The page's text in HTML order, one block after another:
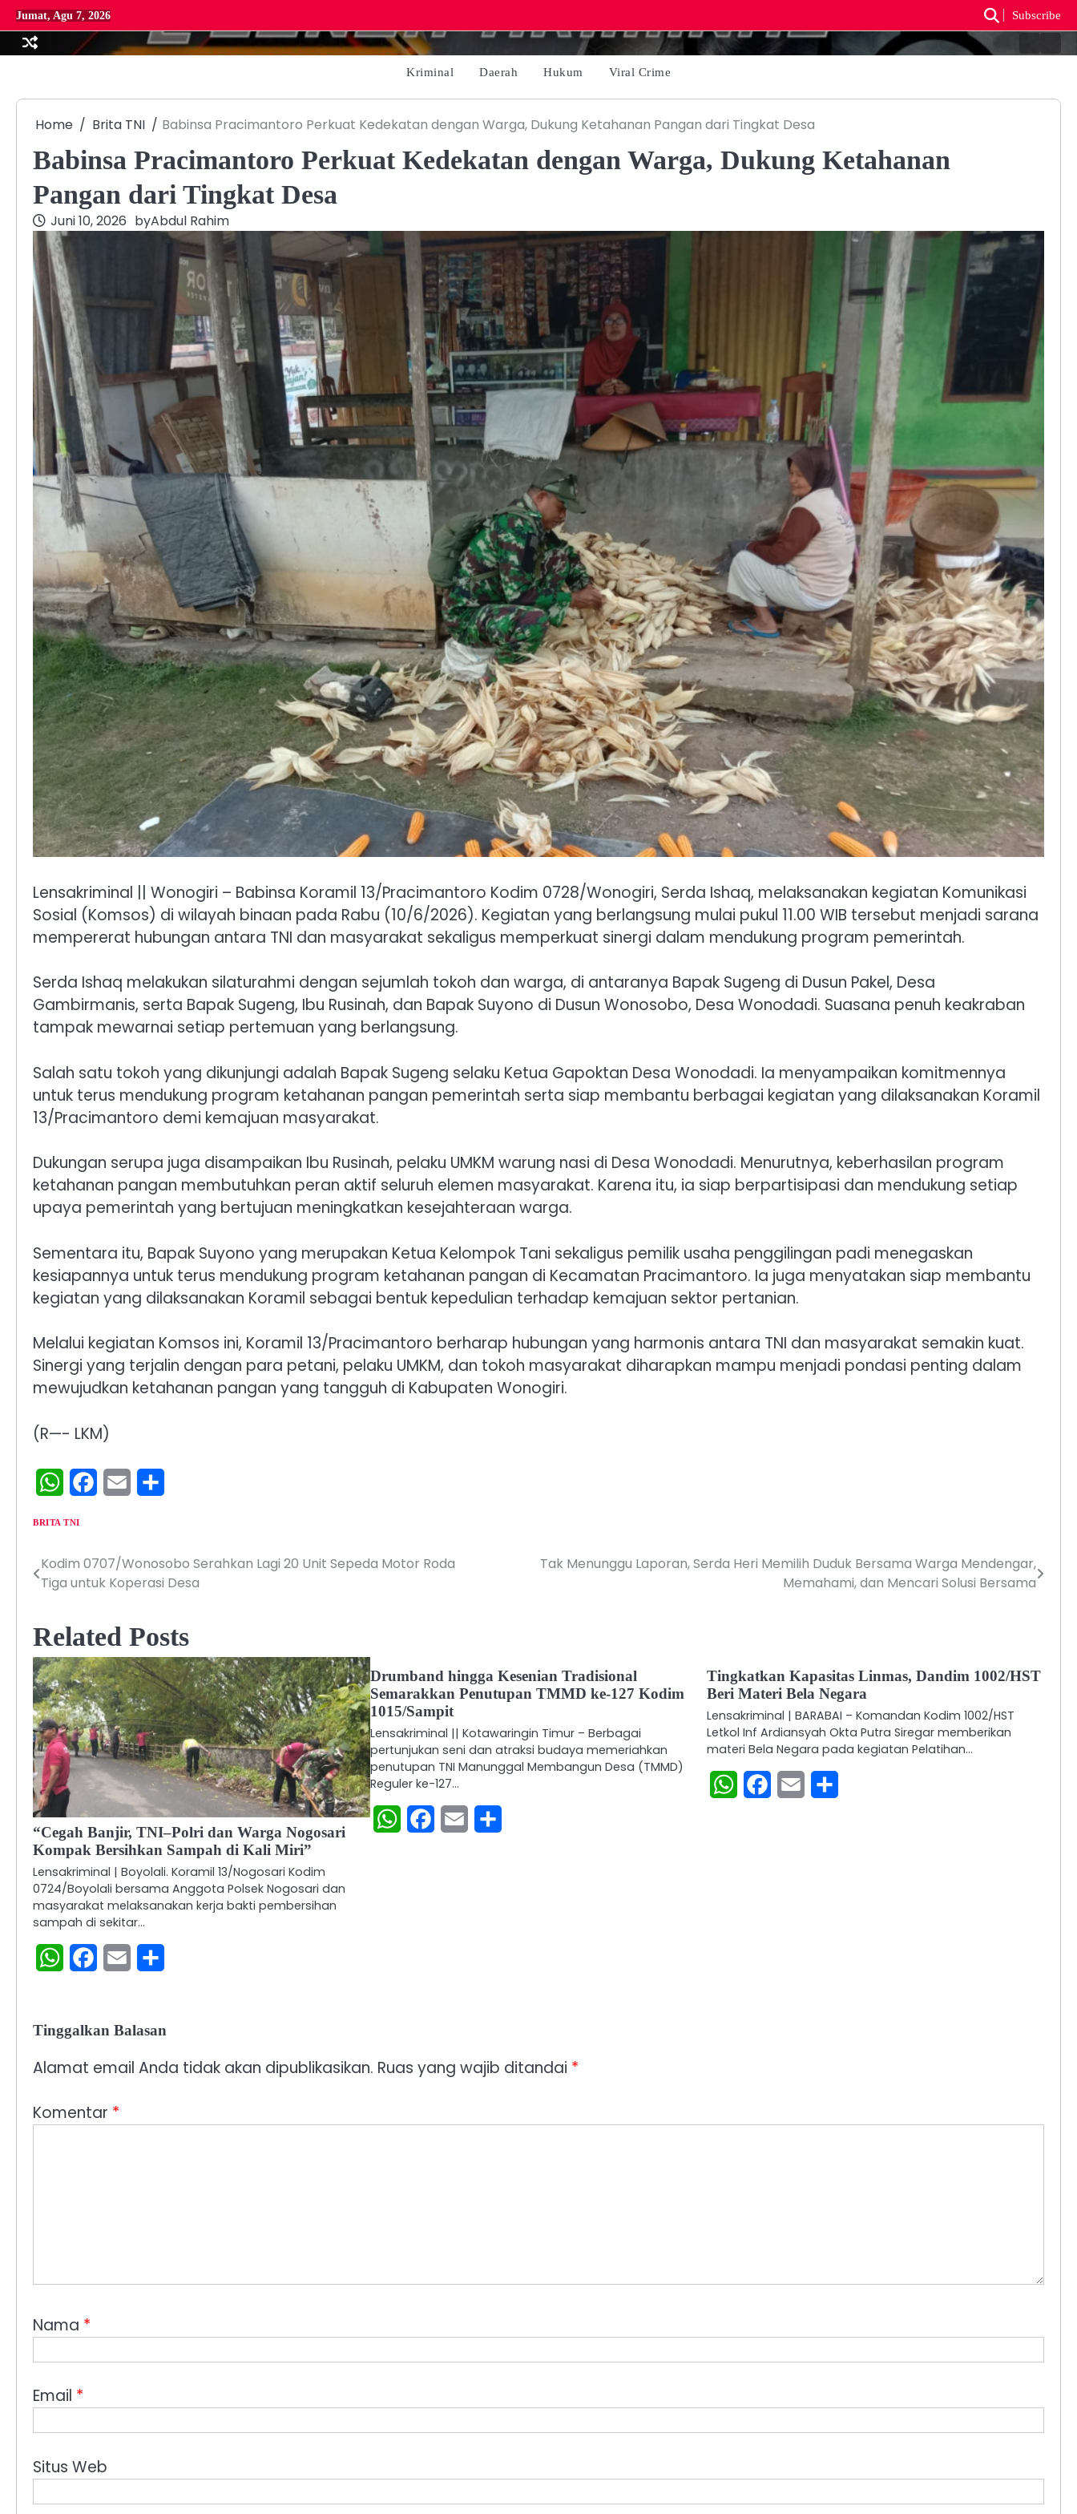
Skip
to
content
Jumat, Agu 7, 2026 Subscribe
Kriminal Daerah Hukum Viral Crime
Home Brita TNI Babinsa Pracimantoro Perkuat Kedekatan dengan Warga, Dukung Ketahanan Pangan dari Tingkat Desa
Babinsa Pracimantoro Perkuat Kedekatan dengan Warga, Dukung Ketahanan
Pangan dari Tingkat Desa
Juni 10, 2026 byAbdul Rahim
Lensakriminal || Wonogiri – Babinsa Koramil 13/Pracimantoro Kodim 0728/Wonogiri, Serda Ishaq, melaksanakan kegiatan Komunikasi
Sosial (Komsos) di wilayah binaan pada Rabu (10/6/2026). Kegiatan yang berlangsung mulai pukul 11.00 WIB tersebut menjadi sarana
mempererat hubungan antara TNI dan masyarakat sekaligus memperkuat sinergi dalam mendukung program pemerintah.
Serda Ishaq melakukan silaturahmi dengan sejumlah tokoh dan warga, di antaranya Bapak Sugeng di Dusun Pakel, Desa
Gambirmanis, serta Bapak Sugeng, Ibu Rusinah, dan Bapak Suyono di Dusun Wonosobo, Desa Wonodadi. Suasana penuh keakraban
tampak mewarnai setiap pertemuan yang berlangsung.
Salah satu tokoh yang dikunjungi adalah Bapak Sugeng selaku Ketua Gapoktan Desa Wonodadi. Ia menyampaikan komitmennya
untuk terus mendukung program ketahanan pangan pemerintah serta siap membantu berbagai kegiatan yang dilaksanakan Koramil
13/Pracimantoro demi kemajuan masyarakat.
Dukungan serupa juga disampaikan Ibu Rusinah, pelaku UMKM warung nasi di Desa Wonodadi. Menurutnya, keberhasilan program
ketahanan pangan membutuhkan peran aktif seluruh elemen masyarakat. Karena itu, ia siap berpartisipasi dan mendukung setiap
upaya pemerintah yang bertujuan meningkatkan kesejahteraan warga.
Sementara itu, Bapak Suyono yang merupakan Ketua Kelompok Tani sekaligus pemilik usaha penggilingan padi menegaskan
kesiapannya untuk terus mendukung program ketahanan pangan di Kecamatan Pracimantoro. Ia juga menyatakan siap membantu
kegiatan yang dilaksanakan Koramil sebagai bentuk kepedulian terhadap kemajuan sektor pertanian.
Melalui kegiatan Komsos ini, Koramil 13/Pracimantoro berharap hubungan yang harmonis antara TNI dan masyarakat semakin kuat.
Sinergi yang terjalin dengan para petani, pelaku UMKM, dan tokoh masyarakat diharapkan mampu menjadi pondasi penting dalam
mewujudkan ketahanan pangan yang tangguh di Kabupaten Wonogiri.
(R—- LKM)
WhatsAppFacebook
Email
BRITA TNI
Navigasi
pos
Kodim 0707/Wonosobo Serahkan Lagi 20 Unit Sepeda Motor Roda
Tiga untuk Koperasi Desa
Tak Menunggu Laporan, Serda Heri Memilih Duduk Bersama Warga Mendengar,
Memahami, dan Mencari Solusi Bersama
Related Posts
“Cegah Banjir, TNI–Polri dan Warga Nogosari
Kompak Bersihkan Sampah di Kali Miri”
Lensakriminal | Boyolali. Koramil 13/Nogosari Kodim
0724/Boyolali bersama Anggota Polsek Nogosari dan
masyarakat melaksanakan kerja bakti pembersihan
sampah di sekitar…
WhatsAppFacebook
Email
Drumband hingga Kesenian Tradisional
Semarakkan Penutupan TMMD ke-127 Kodim
1015/Sampit
Lensakriminal || Kotawaringin Timur – Berbagai
pertunjukan seni dan atraksi budaya memeriahkan
penutupan TNI Manunggal Membangun Desa (TMMD)
Reguler ke-127…
WhatsAppFacebook
Email
Tingkatkan Kapasitas Linmas, Dandim 1002/HST
Beri Materi Bela Negara
Lensakriminal | BARABAI – Komandan Kodim 1002/HST
Letkol Inf Ardiansyah Okta Putra Siregar memberikan
materi Bela Negara pada kegiatan Pelatihan…
WhatsAppFacebook
Email
Tinggalkan Balasan
Alamat email Anda tidak akan dipublikasikan. Ruas yang wajib ditandai *
Komentar *
Nama *
Email *
Situs Web